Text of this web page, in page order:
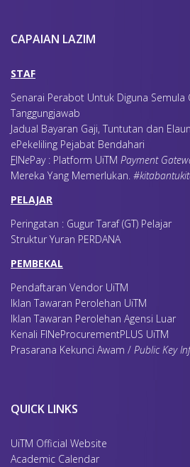
CAPAIAN LAZIM
STAF
Senarai Perabot Untuk Diguna Semula
Tanggungjawab
Jadual Bayaran Gaji, Tuntutan dan Elaun
ePekeliling Pejabat Bendahari
FINePay : Platform UiTM Payment
Mereka Yang Memerlukan.
PELAJAR
Peringatan : Gugur Taraf (GT) Pelajar
Struktur Yuran PERDANA
PEMBEKAL
Pendaftaran Vendor UiTM
Iklan Tawaran Perolehan UiTM
Iklan Tawaran Perolehan Agensi Luar
Kenali FINeProcurementPLUS UiTM
Prasarana Kekunci Awam / Public Key
QUICK LINKS
UiTM Official Website
Academic Calendar